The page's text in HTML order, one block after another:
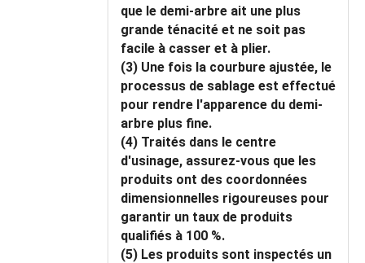
que le demi-arbre ait une plus
grande ténacité et ne soit pas
facile à casser et à plier.
(3) Une fois la courbure ajustée, le
processus de sablage est effectué
pour rendre l'apparence du demi-
arbre plus fine.
(4) Traités dans le centre
d'usinage, assurez-vous que les
produits ont des coordonnées
dimensionnelles rigoureuses pour
garantir un taux de produits
qualifiés à 100 %.
(5) Les produits sont inspectés un